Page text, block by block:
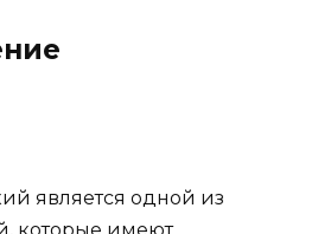
является одной из